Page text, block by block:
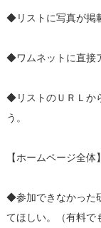
◆リストに写真が掲
◆ワムネットに直接
◆リストのＵＲＬか
う。
【ホームページ全体】
◆参加できなかった
てほしい。（有料で